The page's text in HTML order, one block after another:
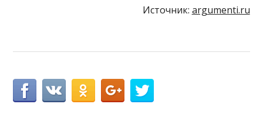
Источник: argumenti.ru